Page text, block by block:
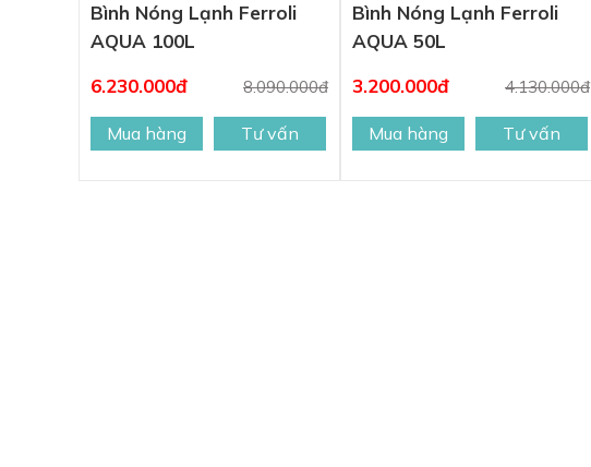
Bình Nóng Lạnh Ferroli
AQUA 100L
6.230.000đ
8.090.000đ
Mua hàng Tư vấn
Bình Nóng Lạnh Ferroli
AQUA 50L
3.200.000đ
4.130.000đ
Mua hàng Tư vấn